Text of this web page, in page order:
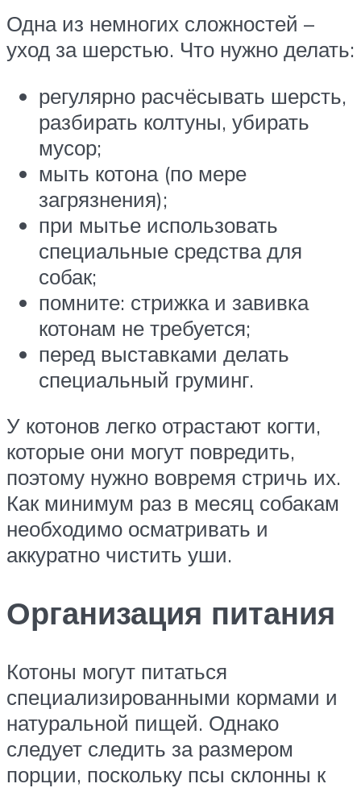
Одна из немногих сложностей –
уход за шерстью. Что нужно делать:
регулярно расчёсывать шерсть,
разбирать колтуны, убирать
мусор;
мыть котона (по мере
загрязнения);
при мытье использовать
специальные средства для
собак;
помните: стрижка и завивка
котонам не требуется;
перед выставками делать
специальный груминг.
У котонов легко отрастают когти,
которые они могут повредить,
поэтому нужно вовремя стричь их.
Как минимум раз в месяц собакам
необходимо осматривать и
аккуратно чистить уши.
Организация питания
Котоны могут питаться
специализированными кормами и
натуральной пищей. Однако
следует следить за размером
порции, поскольку псы склонны к